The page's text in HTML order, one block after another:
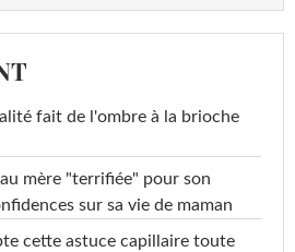
fait de l'ombre à la brioche
mère "terrifiée" pour son
sur sa vie de maman
cette astuce capillaire toute